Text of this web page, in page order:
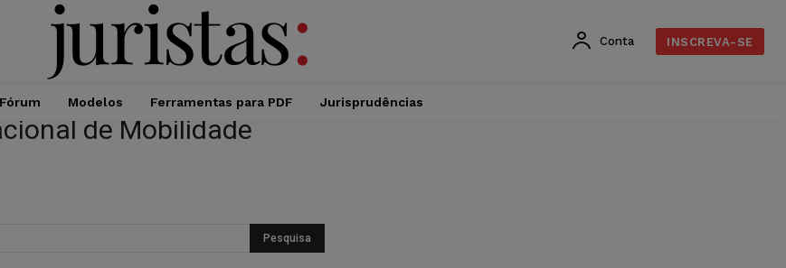
Conta INSCREVA-SE
Fórum Modelos Ferramentas para PDF Jurisprudências
de Mobilidade